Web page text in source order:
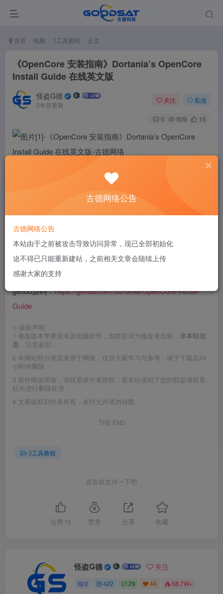
首页 电脑 工具教程 正文
《OpenCore 安装指南》Dortania’s OpenCore
Install Guide 在线英文版
怪盗G德
2年前更新
关注 私信
0 509 15
这个是来自Dortania制作的OC引导介绍和安装指南
该教程详细介绍了OC引导的每个命令和参数的说明，非常建
议新手去学一下
教程是英文版的
github源码：https://github.com/dortania/OpenCore-Install-
Guide
© 版权声明
1 修改版本苹果安卓及电脑软件，加群提示为修改者自留， 非本站信
息 ，注意鉴别；
2 本网站部分资源来源于网络，仅供大家学习与参考，请于下载后24
小时内删除；
3 若作商业用途，请联系原作者授权，若本站侵犯了您的权益请联系
站长进行删除处理；
4 文章版权归作者所有，未经允许请勿转载。
THE END
工具教程
喜欢就支持一下吧
点赞 15 赞赏 分享 收藏
怪盗G德 关注
0 422 29 44 58.7W+
古德网络公告
古德网络公告
本站由于之前被攻击导致访问异常，现已全部初始化
迫不得已只能重新建站，之前相关文章会陆续上传
感谢大家的支持